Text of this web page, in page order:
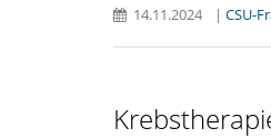
14.11.2024 | CSU-